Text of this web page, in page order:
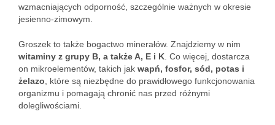
wzmacniających odporność, szczególnie ważnych w okresie
jesienno-zimowym.
Groszek to także bogactwo minerałów. Znajdziemy w nim
witaminy z grupy B, a także A, E i K . Co więcej, dostarcza
on mikroelementów, takich jak wapń, fosfor, sód, potas i
żelazo , które są niezbędne do prawidłowego funkcjonowania
organizmu i pomagają chronić nas przed różnymi
dolegliwościami.